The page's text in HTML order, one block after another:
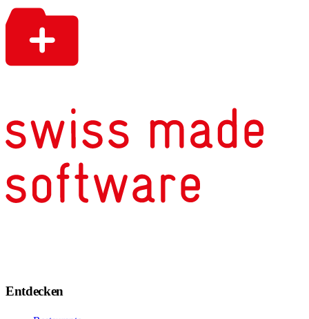
Entdecken